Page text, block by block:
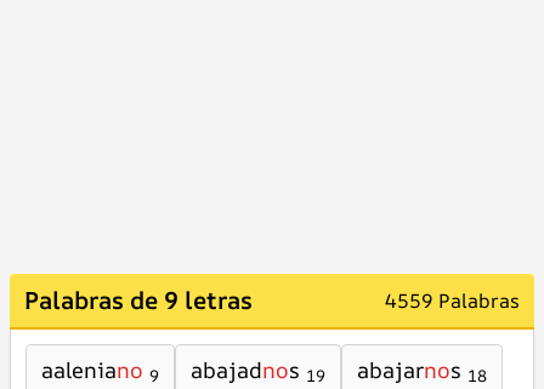
Palabras de 9 letras 4559 Palabras
aaleniano 9 abajadnos 19 abajarnos 18